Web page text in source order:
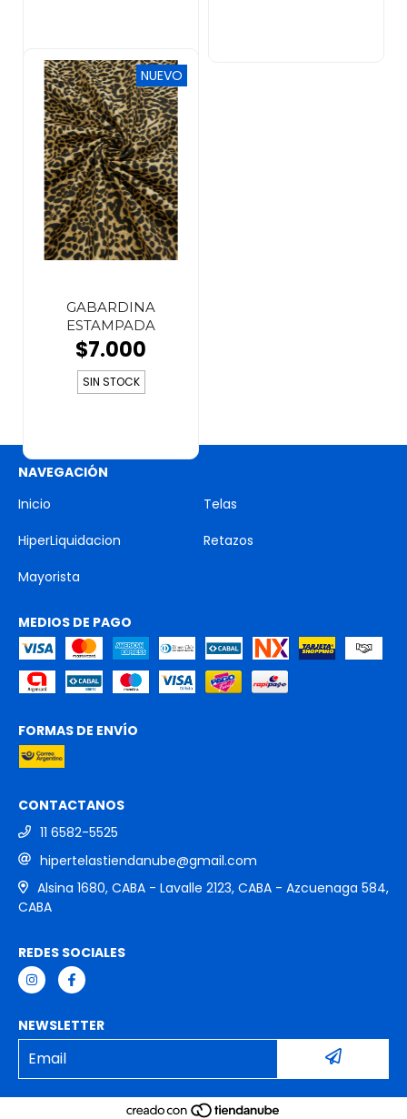
NUEVO
GABARDINA
ESTAMPADA
$7.000
SIN STOCK
NAVEGACIÓN
Inicio
Telas
HiperLiquidacion
Retazos
Mayorista
MEDIOS DE PAGO
FORMAS DE ENVÍO
CONTACTANOS
11 6582-5525
hipertelastiendanube@gmail.com
Alsina 1680, CABA - Lavalle 2123, CABA - Azcuenaga 584,
CABA
REDES SOCIALES
NEWSLETTER